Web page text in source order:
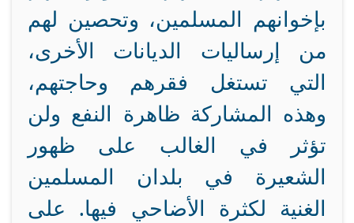
بإخوانهم المسلمين، وتحصين لهم
من إرساليات الديانات الأخرى،
التي تستغل فقرهم وحاجتهم،
وهذه المشاركة ظاهرة النفع ولن
تؤثر في الغالب على ظهور
الشعيرة في بلدان المسلمين
الغنية لكثرة الأضاحي فيها. على